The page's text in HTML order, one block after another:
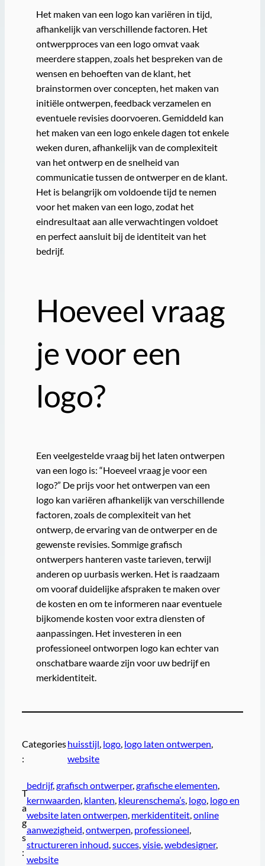
Het maken van een logo kan variëren in tijd,
afhankelijk van verschillende factoren. Het
ontwerpproces van een logo omvat vaak
meerdere stappen, zoals het bespreken van de
wensen en behoeften van de klant, het
brainstormen over concepten, het maken van
initiële ontwerpen, feedback verzamelen en
eventuele revisies doorvoeren. Gemiddeld kan
het maken van een logo enkele dagen tot enkele
weken duren, afhankelijk van de complexiteit
van het ontwerp en de snelheid van
communicatie tussen de ontwerper en de klant.
Het is belangrijk om voldoende tijd te nemen
voor het maken van een logo, zodat het
eindresultaat aan alle verwachtingen voldoet
en perfect aansluit bij de identiteit van het
bedrijf.
Hoeveel vraag
je voor een
logo?
Een veelgestelde vraag bij het laten ontwerpen
van een logo is: “Hoeveel vraag je voor een
logo?” De prijs voor het ontwerpen van een
logo kan variëren afhankelijk van verschillende
factoren, zoals de complexiteit van het
ontwerp, de ervaring van de ontwerper en de
gewenste revisies. Sommige grafisch
ontwerpers hanteren vaste tarieven, terwijl
anderen op uurbasis werken. Het is raadzaam
om vooraf duidelijke afspraken te maken over
de kosten en om te informeren naar eventuele
bijkomende kosten voor extra diensten of
aanpassingen. Het investeren in een
professioneel ontworpen logo kan echter van
onschatbare waarde zijn voor uw bedrijf en
merkidentiteit.
Categories
:
huisstijl, logo, logo laten ontwerpen
website
T
a
g
s
:
bedrijf, grafisch ontwerper, grafische elementen,
kernwaarden, klanten, kleurenschema’s, logo, logo en
website laten ontwerpen, merkidentiteit, online
aanwezigheid, ontwerpen, professioneel,
structureren inhoud, succes, visie, webdesigner,
website